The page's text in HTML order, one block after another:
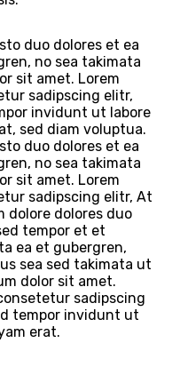
duo dolores et ea
no sea takimata
sit amet. Lorem
sadipscing elitr,
invidunt ut labore
sed diam voluptua.
duo dolores et ea
no sea takimata
sit amet. Lorem
sadipscing elitr, At
dolore dolores duo
tempor et et
ea et gubergren,
sea sed takimata ut
dolor sit amet.
sadipscing
tempor invidunt ut
erat.